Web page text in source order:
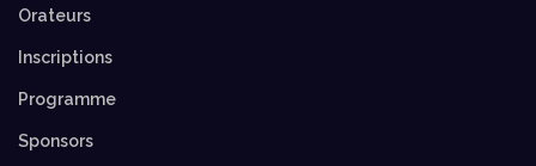
Orateurs
Inscriptions
Programme
Sponsors